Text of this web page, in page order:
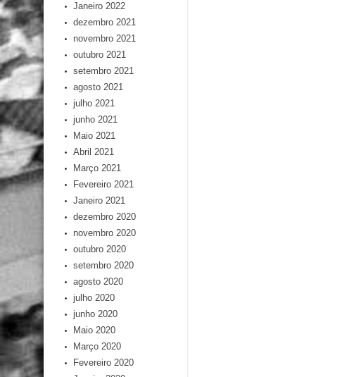
Janeiro 2022
dezembro 2021
novembro 2021
outubro 2021
setembro 2021
agosto 2021
julho 2021
junho 2021
Maio 2021
Abril 2021
Março 2021
Fevereiro 2021
Janeiro 2021
dezembro 2020
novembro 2020
outubro 2020
setembro 2020
agosto 2020
julho 2020
junho 2020
Maio 2020
Março 2020
Fevereiro 2020